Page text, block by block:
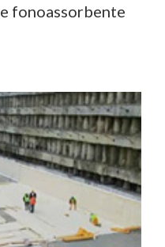
fonoassorbente